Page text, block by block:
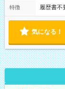
特徴 履歴書不
気になる！